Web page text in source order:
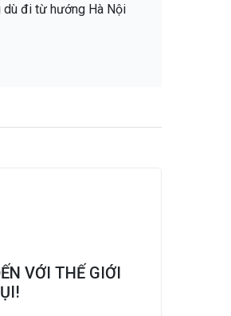
dù đi từ hướng Hà Nội
VỚI THẾ GIỚI